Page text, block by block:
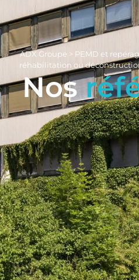
ADX Groupe > PEMD et
réhabilitation ou
Nos